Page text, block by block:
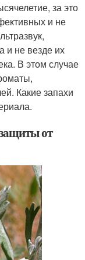
за это
и не
и не везде их
В этом случае
Какие запахи
от